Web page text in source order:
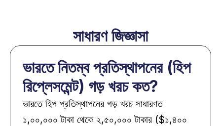
সাধারণ জিজ্ঞাসা
ভারতে নিতম্ব প্রতিস্থাপনের (হিপ
রিপ্লেসমেন্ট) গড় খরচ কত?
ভারতে হিপ প্রতিস্থাপনের গড় খরচ সাধারণত
১,০০,০০০ টাকা থেকে ২,৫০,০০০ টাকার ($১,৪০০